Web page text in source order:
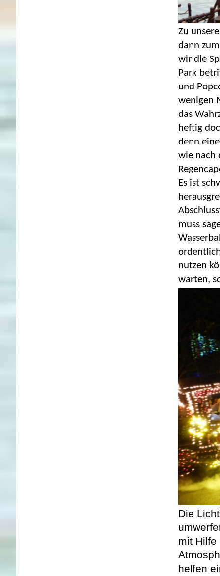
Zu
dann
wir die
Park
und
wenigen
das
heftig
denn
wie nach
Es ist
muss
nutzen
warten,
Die
mit Hilfe
helfen